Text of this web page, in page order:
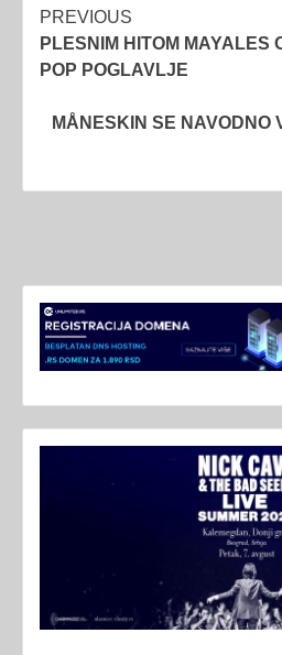
Post
navigation
PREVIOUS
PLESNIM HITOM MAYALES
POP POGLAVLJE
MÅNESKIN SE NAVODNO